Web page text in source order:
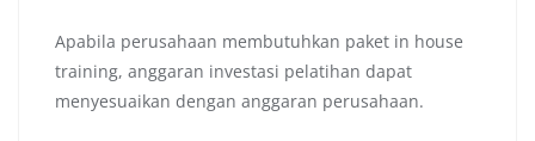
Apabila perusahaan membutuhkan paket in house
training, anggaran investasi pelatihan dapat
menyesuaikan dengan anggaran perusahaan.